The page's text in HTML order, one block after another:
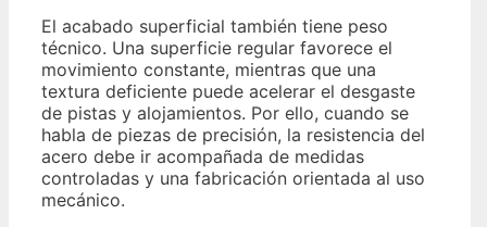
El acabado superficial también tiene peso
técnico. Una superficie regular favorece el
movimiento constante, mientras que una
textura deficiente puede acelerar el desgaste
de pistas y alojamientos. Por ello, cuando se
habla de piezas de precisión, la resistencia del
acero debe ir acompañada de medidas
controladas y una fabricación orientada al uso
mecánico.